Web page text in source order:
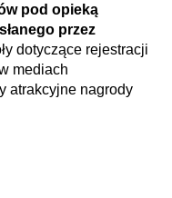
pod opieką
przez
dotyczące rejestracji
mediach
atrakcyjne nagrody